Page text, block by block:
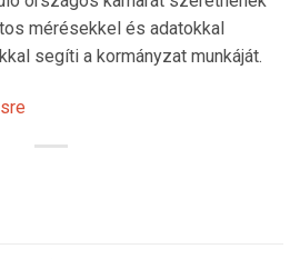
mérésekkel és adatokkal
segíti a kormányzat munkáját.